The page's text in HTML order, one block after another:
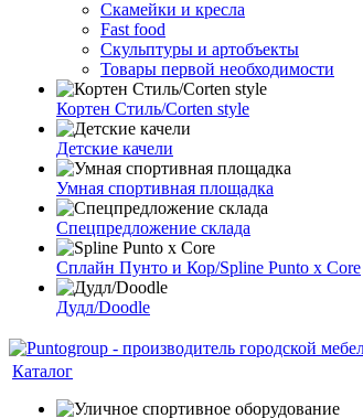
Скамейки и кресла
Fast food
Скульптуры и артобъекты
Товары первой необходимости
Кортен Стиль/Corten style
Детские качели
Умная спортивная площадка
Спецпредложение склада
Сплайн Пунто и Кор/Spline Punto x Core
Дудл/Doodle
Каталог